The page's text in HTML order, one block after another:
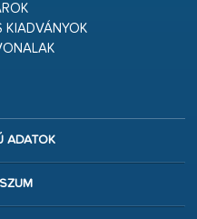
KIADVÁNYOK
ADATOK